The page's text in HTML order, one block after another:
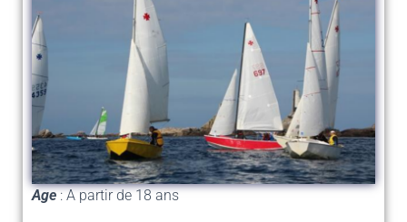
Age : A partir de 18 ans